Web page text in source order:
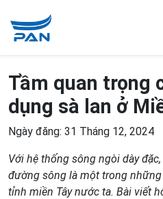
Tầm quan trọng
dụng sà lan ở
Ngày đăng: 31 Tháng 12, 2024
Với hệ thống sông ngòi dày
đường sông là một trong
tỉnh miền Tây nước ta. Bài viết